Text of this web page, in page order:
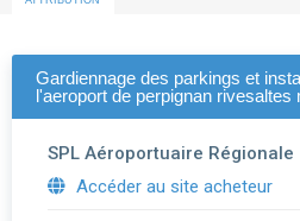
Gardiennage des parkings et
l'aeroport de perpignan rivesaltes
SPL Aéroportuaire Régionale
Accéder au site acheteur